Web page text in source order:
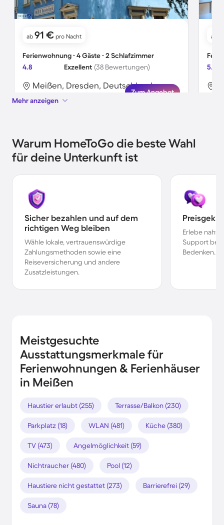
ab 91 € pro Nacht
Ferienwohnung ∙ 4 Gäste ∙ 2 Schlafzimmer
4.8
Exzellent (38 Bewertungen)
Meißen, Dresden, Deutschland
Zum Angebot
ab
5.0
Mehr anzeigen
Warum HomeToGo die beste Wahl
für deine Unterkunft ist
Sicher bezahlen und auf dem
richtigen Weg bleiben
Wähle lokale, vertrauenswürdige
Zahlungsmethoden sowie eine
Reiseversicherung und andere
Zusatzleistungen.
Erlebe
Support bei
Bedenken.
Meistgesuchte
Ausstattungsmerkmale für
Ferienwohnungen & Ferienhäuser
in Meißen
Haustier erlaubt (255) Terrasse/Balkon (230)
Parkplatz (18) WLAN (481) Küche (380)
TV (473) Angelmöglichkeit (59)
Nichtraucher (480) Pool (12)
Haustiere nicht gestattet (273) Barrierefrei (29)
Sauna (78)